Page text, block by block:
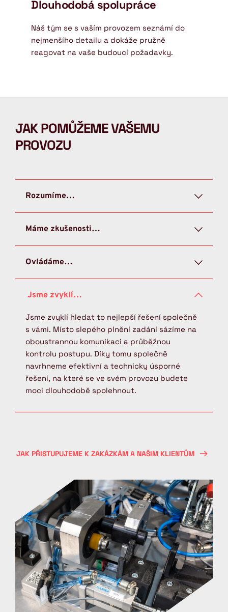
Dlouhodobá spolupráce
Náš tým se s vaším provozem seznámí do
nejmenšího detailu a dokáže pružně
reagovat na vaše budoucí požadavky.
JAK POMŮŽEME VAŠEMU
PROVOZU
specifika. Realizovali jsme projekty pro
technické i organizační řešení na míru vaší
výrobě.
Máme zkušenosti…
platformami. Neomezujeme se na vlastní
od konkurence.
Ovládáme…
u zákazníka řešíme interně. Zajišťujeme
programování PLC systémů i samotnou výrobu
a montáž. Díky tomu máme plnou kontrolu nad
termíny i technickým provedením a zajišťujeme
také následný servis.
Jsme zvyklí hledat to nejlepší řešení společně
s vámi. Místo slepého plnění zadání sázíme na
oboustrannou komunikaci a průběžnou
kontrolu postupu. Díky tomu společně
navrhneme efektivní a technicky úsporné
řešení, na které se ve svém provozu budete
moci dlouhodobě spolehnout.
JAK PŘISTUPUJEME K ZAKÁZKÁM A NAŠIM KLIENTŮM